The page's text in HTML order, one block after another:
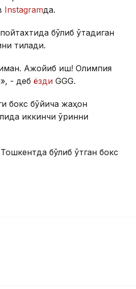
Instagramда.
бўлиб ўтадиган
тилади.
Ажойиб иш! Олимпия
- деб ёзди GGG.
бокс бўйича жаҳон
иккинчи ўринни
бўлиб ўтган бокс